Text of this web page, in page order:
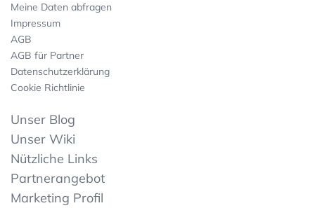
Meine Daten abfragen
Impressum
AGB
AGB für Partner
Datenschutzerklärung
Cookie Richtlinie
Unser Blog
Unser Wiki
Nützliche Links
Partnerangebot
Marketing Profil